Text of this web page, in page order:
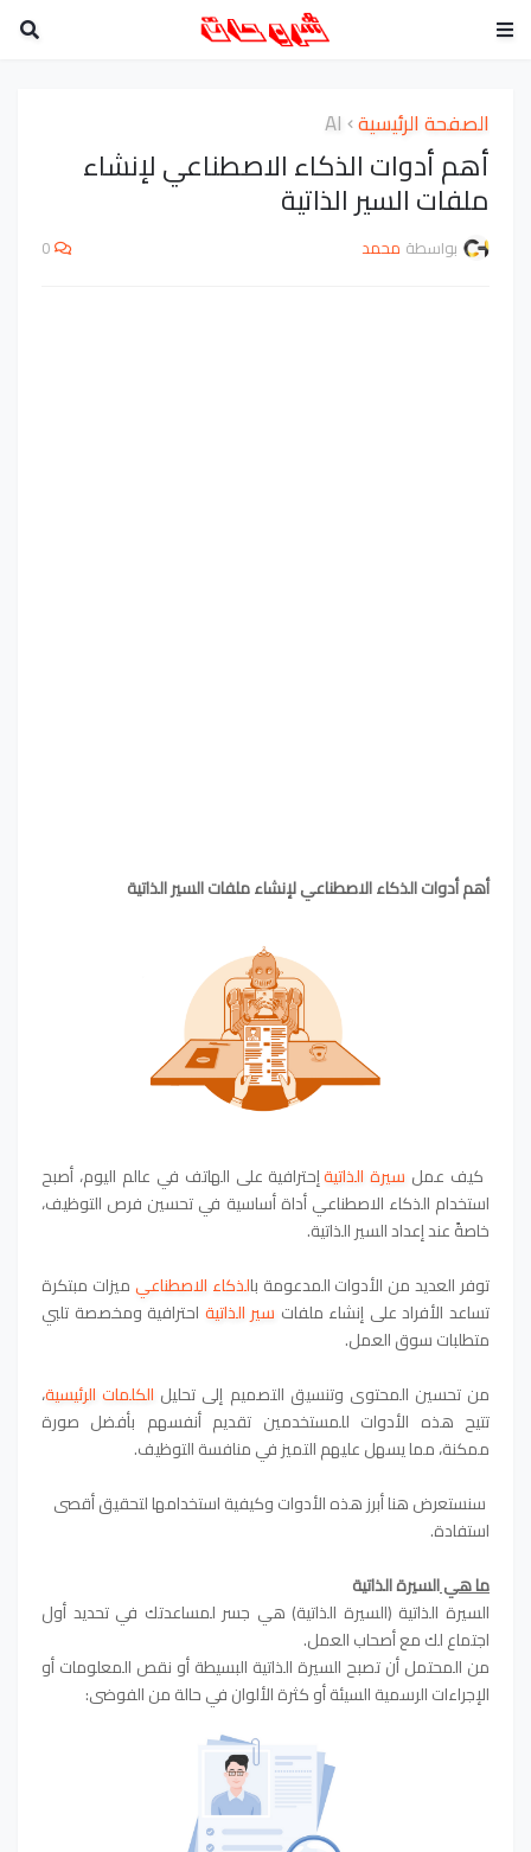
الصفحة الرئيسية AI
أهم أدوات الذكاء الاصطناعي لإنشاء
ملفات السير الذاتية
بواسطة محمد 0
أهم أدوات الذكاء الاصطناعي لإنشاء ملفات السير الذاتية
كيف عمل سيرة الذاتيةإحترافية على الهاتف في عالم اليوم، أصبح
استخدام الذكاء الاصطناعي أداة أساسية في تحسين فرص التوظيف،
خاصةً عند إعداد السير الذاتية.
توفر العديد من الأدوات المدعومة بالذكاء الاصطناعي ميزات مبتكرة
تساعد الأفراد على إنشاء ملفات سير الذاتية احترافية ومخصصة تلبي
متطلبات سوق العمل.
من تحسين المحتوى وتنسيق التصميم إلى تحليل الكلمات الرئيسية،
تتيح هذه الأدوات للمستخدمين تقديم أنفسهم بأفضل صورة
ممكنة، مما يسهل عليهم التميز في منافسة التوظيف.
سنستعرض هنا أبرز هذه الأدوات وكيفية استخدامها لتحقيق أقصى
استفادة.
ما هيالسيرة الذاتية
السيرة الذاتية (السيرة الذاتية) هي جسر لمساعدتك في تحديد أول
اجتماع لك مع أصحاب العمل.
من المحتمل أن تصبح السيرة الذاتية البسيطة أو نقص المعلومات أو
الإجراءات الرسمية السيئة أو كثرة الألوان في حالة من الفوضى: